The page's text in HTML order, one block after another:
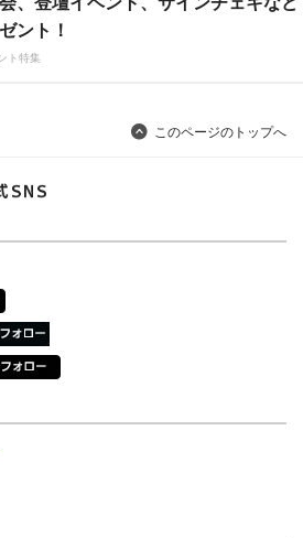
ント！
ト特集
このページのトップへ